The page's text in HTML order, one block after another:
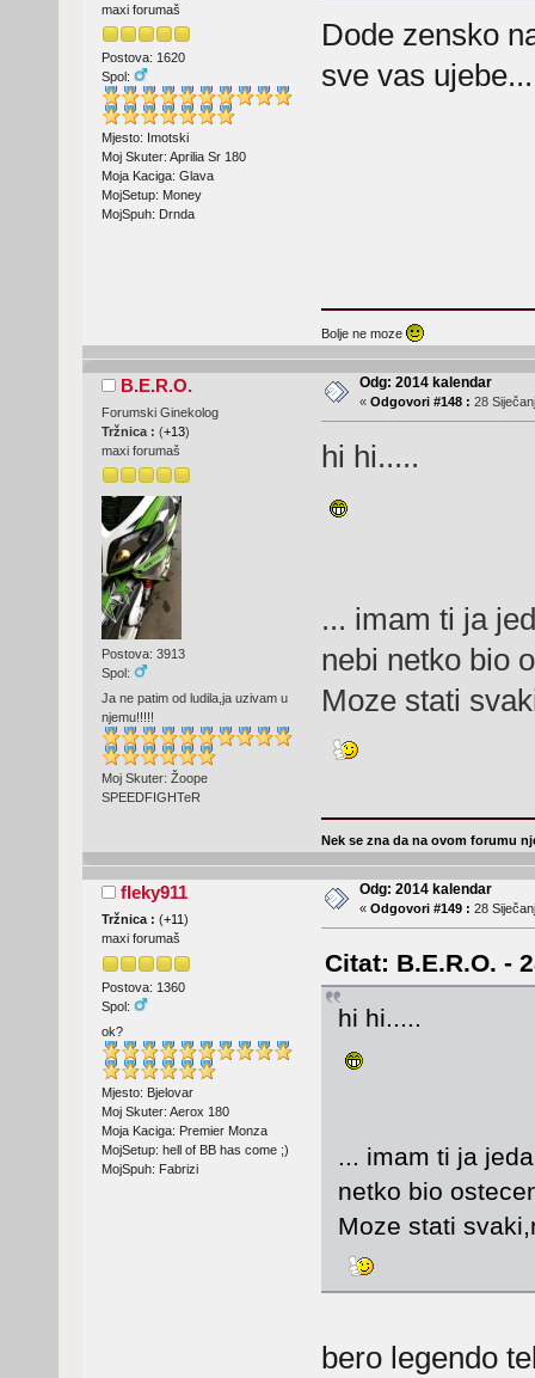
maxi forumaš
Postova: 1620
Spol:
Mjesto: Imotski
Moj Skuter: Aprilia Sr 180
Moja Kaciga: Glava
MojSetup: Money
MojSpuh: Drnda
Dode zensko
sve vas
Bolje ne moze
B.E.R.O.
Forumski Ginekolog
Tržnica : (+13)
maxi forumaš
Postova: 3913
Spol:
Ja ne patim od ludila,ja uzivam u
njemu!!!!!
Moj Skuter: Žoope
SPEEDFIGHTeR
Odg: 2014 kalendar
« Odgovori #148 : 28
hi hi.....
... imam ti ja
nebi netko bio
Moze stati
Nek se zna da na ovom forumu
fleky911
Tržnica : (+11 )
maxi forumaš
Postova: 1360
Spol:
ok?
Mjesto: Bjelovar
Moj Skuter: Aerox 180
Moja Kaciga: Premier Monza
MojSetup: hell of BB has come ;)
MojSpuh: Fabrizi
Odg: 2014 kalendar
« Odgovori #149 : 28
Citat: B.E.R.O. -
hi hi.....
... imam ti ja
netko bio
Moze stati
bero legendo